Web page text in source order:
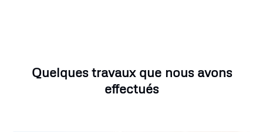
Quelques travaux que nous avons
effectués